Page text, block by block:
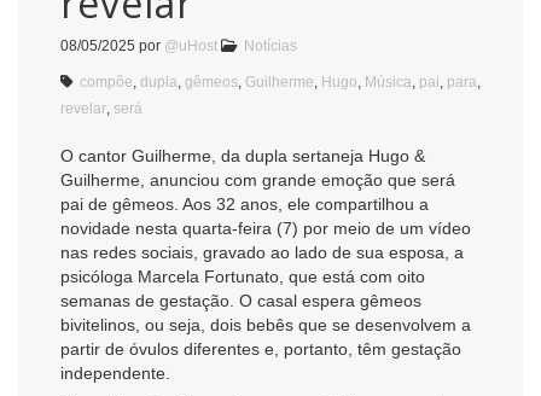
08/05/2025 por @uHost Notícias
compõe dupla gêmeos Guilherme Hugo Música pai para
revelar será
O cantor Guilherme, da dupla sertaneja Hugo &
Guilherme, anunciou com grande emoção que será
pai de gêmeos. Aos 32 anos, ele compartilhou a
novidade nesta quarta-feira (7) por meio de um vídeo
nas redes sociais, gravado ao lado de sua esposa, a
psicóloga Marcela Fortunato, que está com oito
semanas de gestação. O casal espera gêmeos
bivitelinos, ou seja, dois bebês que se desenvolvem a
partir de óvulos diferentes e, portanto, têm gestação
independente.